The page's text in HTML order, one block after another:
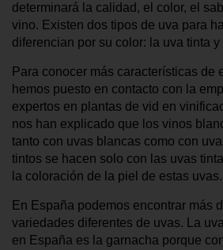
determinará la calidad, el color, el
vino. Existen dos tipos de uva para
diferencian por su color: la uva tinta
Para conocer más características de
hemos puesto en contacto con la
expertos en plantas de vid en
nos han explicado que los vinos
tanto con uvas blancas como con
tintos se hacen solo con las uvas
la coloración de la piel de estas uvas.
En España podemos encontrar más
variedades diferentes de uvas. La
en España es la garnacha porque